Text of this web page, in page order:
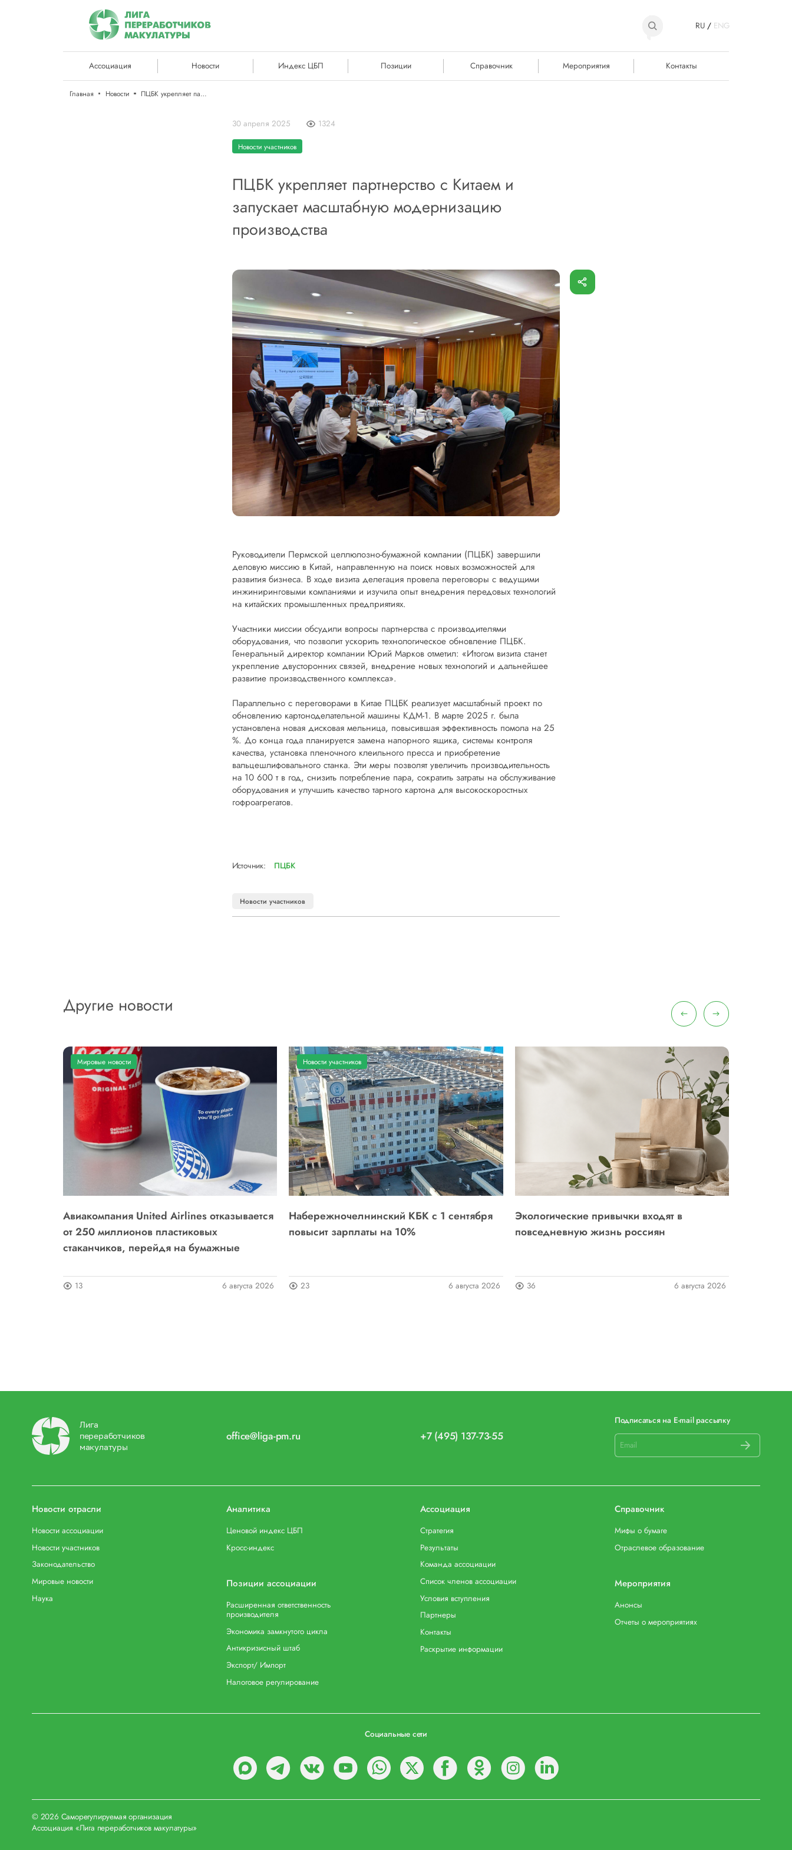
RU/ ENG
Ассоциация Новости Индекс ЦБП Позиции Справочник Мероприятия Контакты
Главная Новости ПЦБК укрепляет партнерство с Китаем и запускает масштабную модернизацию производства
30 апреля 2025 1324
Новости участников
ПЦБК укрепляет партнерство с Китаем и
запускает масштабную модернизацию
производства
Руководители Пермской целлюлозно-бумажной компании (ПЦБК) завершили
деловую миссию в Китай, направленную на поиск новых возможностей для
развития бизнеса. В ходе визита делегация провела переговоры с ведущими
инжиниринговыми компаниями и изучила опыт внедрения передовых технологий
на китайских промышленных предприятиях.
Участники миссии обсудили вопросы партнерства с производителями
оборудования, что позволит ускорить технологическое обновление ПЦБК.
Генеральный директор компании Юрий Марков отметил: «Итогом визита станет
укрепление двусторонних связей, внедрение новых технологий и дальнейшее
развитие производственного комплекса».
Параллельно с переговорами в Китае ПЦБК реализует масштабный проект по
обновлению картоноделательной машины КДМ-1. В марте 2025 г. была
установлена новая дисковая мельница, повысившая эффективность помола на 25
%. До конца года планируется замена напорного ящика, системы контроля
качества, установка пленочного клеильного пресса и приобретение
вальцешлифовального станка. Эти меры позволят увеличить производительность
на 10 600 т в год, снизить потребление пара, сократить затраты на обслуживание
оборудования и улучшить качество тарного картона для высокоскоростных
гофроагрегатов.
Источник: ПЦБК
Новости участников
Другие новости
Мировые новости
Авиакомпания United Airlines отказывается
от 250 миллионов пластиковых
стаканчиков, перейдя на бумажные
13 6 августа 2026
Новости участников
Набережночелнинский КБК с 1 сентября
повысит зарплаты на 10%
23 6 августа 2026
Экологические привычки входят в
повседневную жизнь россиян
36 6 августа 2026
Лига
переработчиков
макулатуры
office@liga-pm.ru +7 (495) 137-73-55
Подписаться на E-mail рассылку
Новости отрасли
Новости ассоциации
Новости участников
Законодательство
Мировые новости
Наука
Аналитика
Ценовой индекс ЦБП
Кросс-индекс
Позиции ассоциации
Расширенная ответственность
производителя
Экономика замкнутого цикла
Антикризисный штаб
Экспорт/ Импорт
Налоговое регулирование
Ассоциация
Стратегия
Результаты
Команда ассоциации
Список членов ассоциации
Условия вступления
Партнеры
Контакты
Раскрытие информации
Справочник
Мифы о бумаге
Отраслевое образование
Мероприятия
Анонсы
Отчеты о мероприятиях
Социальные сети
© 2026 Саморегулируемая организация
Ассоциация «Лига переработчиков макулатуры»